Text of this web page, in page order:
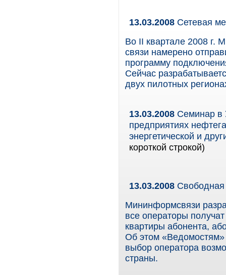
13.03.2008 Сетевая
Во II квартале 2008 г.
связи намерено
программу
Сейчас
двух пилотных
13.03.2008 Семинар в
предприятиях
энергетической и
короткой строкой)
13.03.2008
Мининформсвязи
все операторы
квартиры абонента,
Об этом «Ведомостям»
выбор оператора
страны.